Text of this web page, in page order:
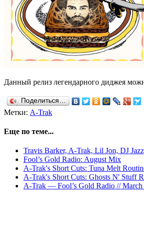
Данный релиз легендарного диджея
Поделиться…
Метки: A-Trak
Еще по теме...
Travis Barker, A-Trak, Lil Jon, DJ
Fool’s Gold Radio: August Mix
A-Trak's Short Cuts: Tuna Melt
A-Trak's Short Cuts: Ghosts N' Stuff
A-Trak — Fool’s Gold Radio //